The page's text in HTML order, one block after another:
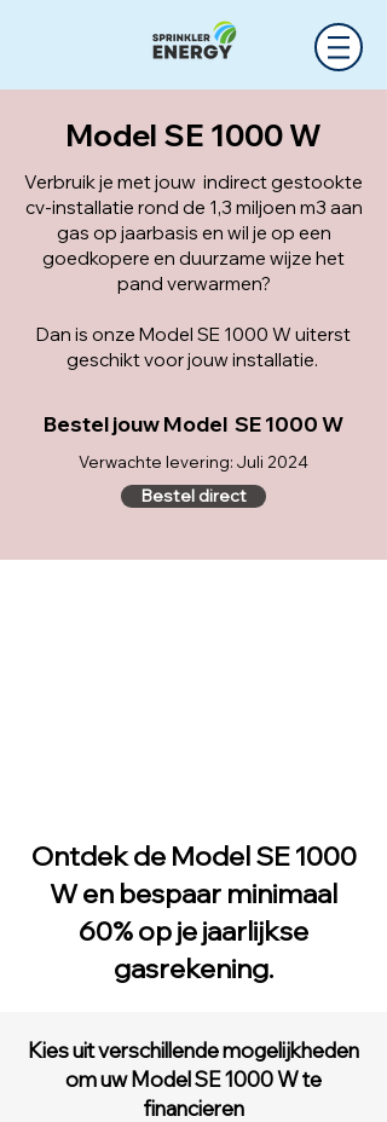
Model SE 1000 W
Verbruik je met jouw indirect gestookte
cv-installatie rond de 1,3 miljoen m3 aan
gas op jaarbasis en wil je op een
goedkopere en duurzame wijze het
pand verwarmen?
Dan is onze Model SE 1000 W uiterst
geschikt voor jouw installatie.
Bestel jouw Model SE 1000 W
Verwachte levering: Juli 2024
Bestel direct
Ontdek de Model SE 1000
W en bespaar minimaal
60% op je jaarlijkse
gasrekening.
Kies uit verschillende mogelijkheden
om uw Model SE 1000 W te
financieren